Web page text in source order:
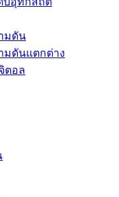
มดัน
ดันแตกต่าง
ตอล